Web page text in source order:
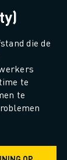
die de
te
te